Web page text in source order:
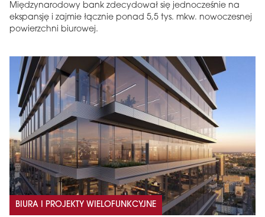
Międzynarodowy bank zdecydował się jednocześnie na
ekspansję i zajmie łącznie ponad 5,5 tys. mkw. nowoczesnej
powierzchni biurowej.
BIURA I PROJEKTY WIELOFUNKCYJNE